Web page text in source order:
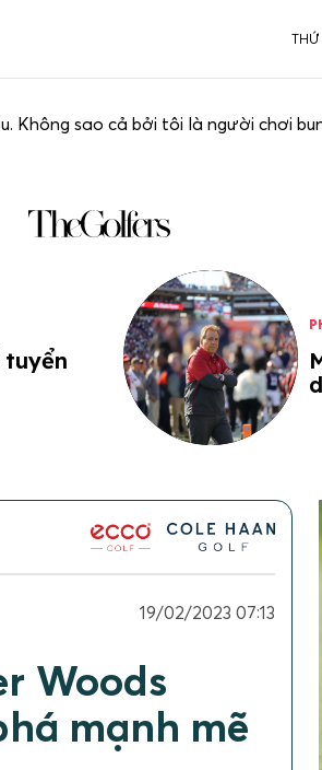
THỨ
Không sao cả bởi tôi là người chơi
tuyển
19/02/2023 07:13
Woods
mạnh mẽ